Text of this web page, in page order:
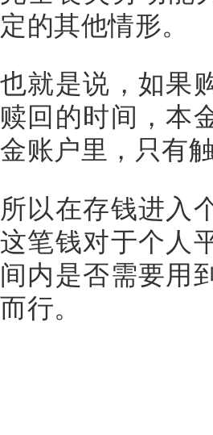
定的其他情形。
也就是说，如果
赎回的时间，本
金账户里，只有
所以在存钱进入
这笔钱对于个人
间内是否需要用
而行。